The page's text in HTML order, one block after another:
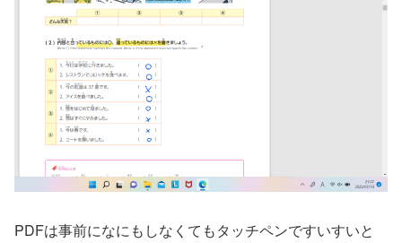
PDFは事前になにもしなくてもタッチペンですいすいと